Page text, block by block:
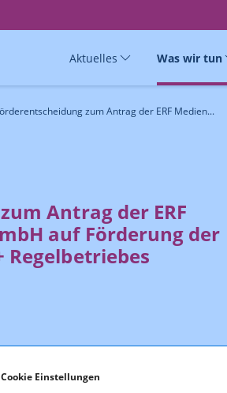
Cookie Einstellungen
Aktuelles Was wir tun
zum Antrag der ERF Medien...
Antrag der ERF
auf Förderung der
Regelbetriebes
Österreich GmbHeinen Antrag auf
DAB+ Regelbetriebes“ gemäß den
des Digitalisierungsfonds zur